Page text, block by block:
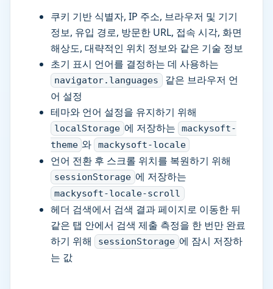
쿠키 기반 식별자, IP 주소, 브라우저 및 기기
정보, 유입 경로, 방문한 URL, 접속 시각, 화면
해상도, 대략적인 위치 정보와 같은 기술 정보
초기 표시 언어를 결정하는 데 사용하는
navigator.languages 같은 브라우저 언
어 설정
테마와 언어 설정을 유지하기 위해
localStorage 에 저장하는
mackysoft-
theme 와 mackysoft-locale
언어 전환 후 스크롤 위치를 복원하기 위해
sessionStorage 에 저장하는
mackysoft-locale-scroll
헤더 검색에서 검색 결과 페이지로 이동한 뒤
같은 탭 안에서 검색 제출 측정을 한 번만 완료
하기 위해
sessionStorage 에 잠시 저장하
는 값